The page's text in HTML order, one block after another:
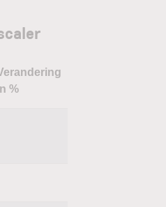
%